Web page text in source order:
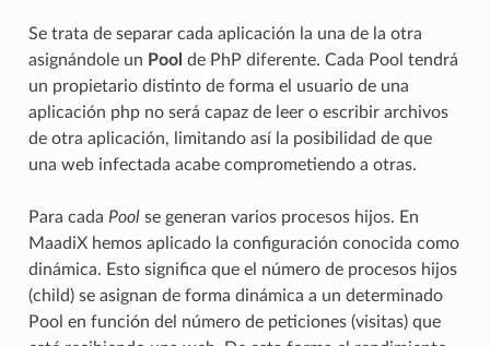
Se trata de separar cada aplicación la una de la otra
asignándole un Pool de PhP diferente. Cada Pool tendrá
un propietario distinto de forma el usuario de una
aplicación php no será capaz de leer o escribir archivos
de otra aplicación, limitando así la posibilidad de que
una web infectada acabe comprometiendo a otras.
Para cada Poolse generan varios procesos hijos. En
MaadiX hemos aplicado la configuración conocida como
dinámica. Esto significa que el número de procesos hijos
(child) se asignan de forma dinámica a un determinado
Pool en función del número de peticiones (visitas) que